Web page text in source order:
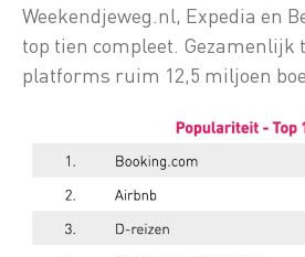
Weekendjeweg.nl, Expedia en
top tien compleet. Gezamenlijk
platforms ruim 12,5 miljoen